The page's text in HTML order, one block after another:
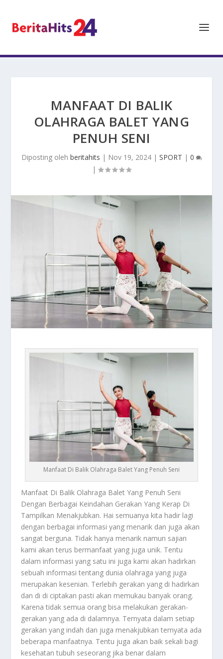
MANFAAT DI BALIK
OLAHRAGA BALET YANG
PENUH SENI
Diposting oleh beritahits | Nov 19, 2024| SPORT | 0
|
Manfaat Di Balik Olahraga Balet Yang Penuh Seni
Manfaat Di Balik Olahraga Balet Yang Penuh Seni
Dengan Berbagai Keindahan Gerakan Yang Kerap Di
Tampilkan Menakjubkan. Hai semuanya kita hadir lagi
dengan berbagai informasi yang menarik dan juga akan
sangat berguna. Tidak hanya menarik namun sajian
kami akan terus bermanfaat yang juga unik. Tentu
dalam informasi yang satu ini juga kami akan hadirkan
sebuah informasi tentang dunia olahraga yang juga
merupakan kesenian. Terlebih gerakan yang di hadirkan
dan di di ciptakan pasti akan memukau banyak orang.
Karena tidak semua orang bisa melakukan gerakan-
gerakan yang ada di dalamnya. Ternyata dalam setiap
gerakan yang indah dan juga menakjubkan ternyata ada
beberapa manfaatnya. Tentu juga akan baik sekali bagi
kesehatan tubuh seseorang jika benar dalam